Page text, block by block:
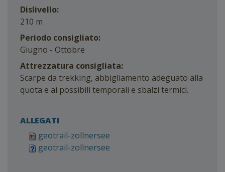
Dislivello:
210 m
Periodo consigliato:
Giugno - Ottobre
Attrezzatura consigliata:
Scarpe da trekking, abbigliamento adeguato alla
quota e ai possibili temporali e sbalzi termici.
ALLEGATI
geotrail-zollnersee
geotrail-zollnersee